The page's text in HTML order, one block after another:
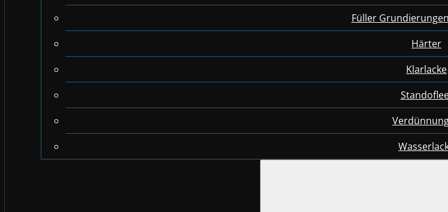
Füller
Härter
Klarlacke